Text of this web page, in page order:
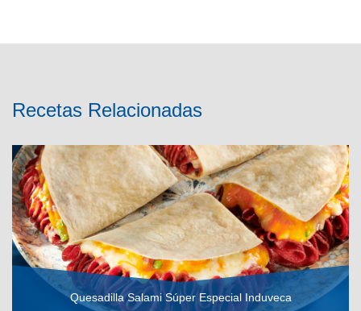
Recetas Relacionadas
Quesadilla Salami Súper Especial Induveca